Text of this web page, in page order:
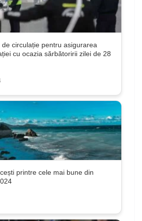
de circulație pentru asigurarea
cu ocazia sărbătoririi zilei de 28
printre cele mai bune din